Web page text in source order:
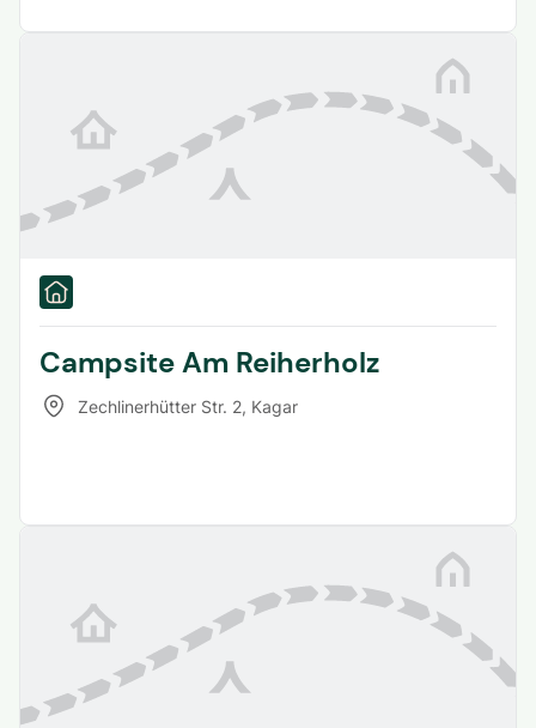
Campsite Am Reiherholz
Zechlinerhütter Str. 2, Kagar